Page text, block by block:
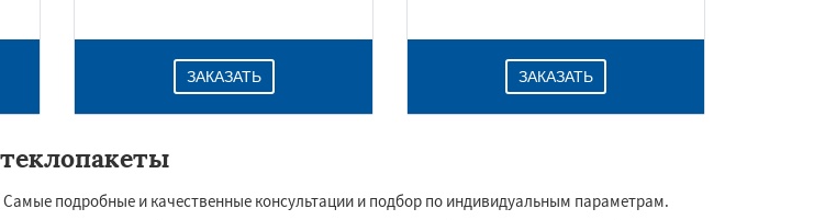
ЗАКАЗАТЬ ЗАКАЗАТЬ
подробные и качественные консультации и подбор по индивидуальным параметрам.